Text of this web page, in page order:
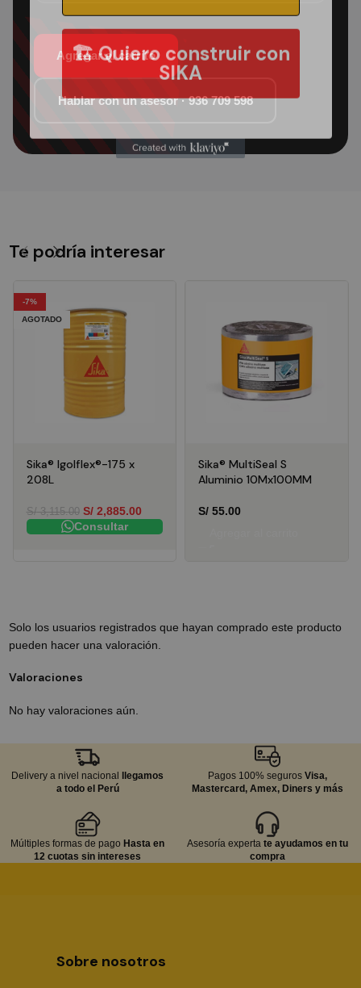
Agregar al carrito
Hablar con un asesor · 936 709 598
Te podría interesar
-7%
AGOTADO
Sika® Igolflex®-175 x
208L
S/3,115.00 S/2,885.00
Consultar
Sika® MultiSeal S
Aluminio 10Mx100MM
S/ 55.00
Valoraciones
No hay valoraciones aún.
Solo los usuarios registrados que hayan comprado este producto
pueden hacer una valoración.
Delivery a nivel nacional llegamos
a todo el Perú
Múltiples formas de pago Hasta en
12 cuotas sin intereses
Pagos 100% seguros Visa,
Mastercard, Amex, Diners y más
Asesoría experta te ayudamos en tu
compra
Sobre nosotros
🏗️ Quiero construir con
SIKA